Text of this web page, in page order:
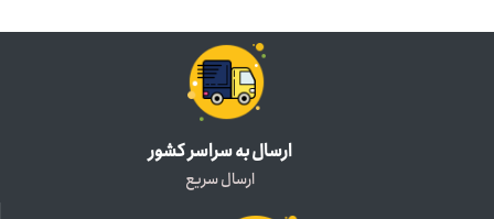
ارسال به سراسر کشور
ارسال سریع